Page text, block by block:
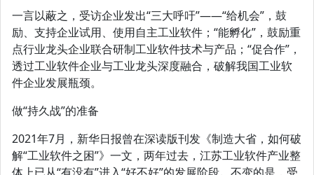
一言以蔽之，受访企业发出“三大呼吁”——“给机会”，鼓
励、支持企业试用、使用自主工业软件；“能孵化”，鼓励重
点行业龙头企业联合研制工业软件技术与产品；“促合作”，
透过工业软件企业与工业龙头深度融合，破解我国工业软
件企业发展瓶颈。
做“持久战”的准备
2021年7月，新华日报曾在深读版刊发《制造大省，如何破
解“工业软件之困”》一文，两年过去，江苏工业软件产业整